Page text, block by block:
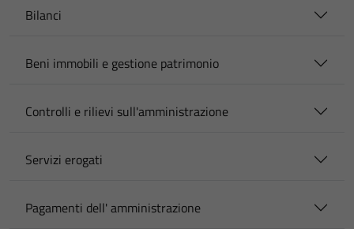
Bilanci
Beni immobili e gestione patrimonio
Controlli e rilievi sull'amministrazione
Servizi erogati
Pagamenti dell' amministrazione